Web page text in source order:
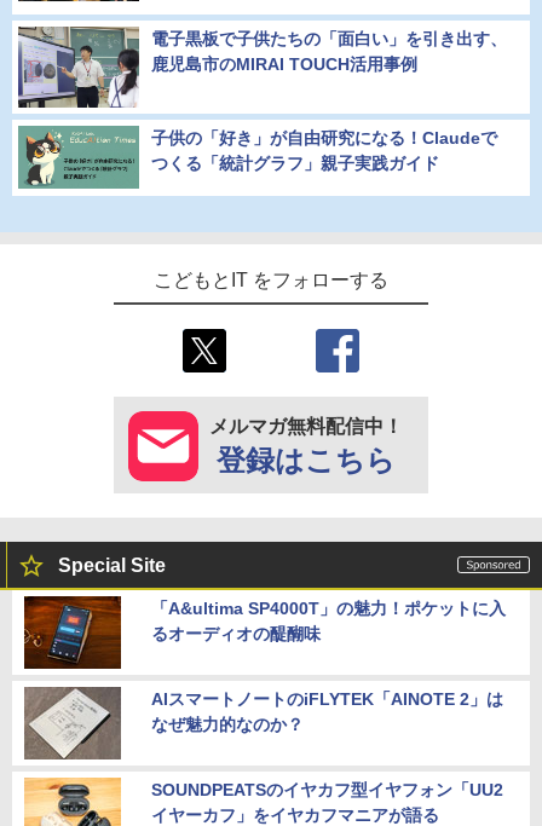
電子黒板で子供たちの「面白い」を引き出す、
鹿児島市のMIRAI TOUCH活用事例
子供の「好き」が自由研究になる！Claudeで
つくる「統計グラフ」親子実践ガイド
こどもとIT をフォローする
メルマガ無料配信中！
登録はこちら
Special Site
「A&ultima SP4000T」の魅力！ポケットに入
るオーディオの醍醐味
AIスマートノートのiFLYTEK「AINOTE 2」は
なぜ魅力的なのか？
SOUNDPEATSのイヤカフ型イヤフォン「UU2
イヤーカフ」をイヤカフマニアが語る